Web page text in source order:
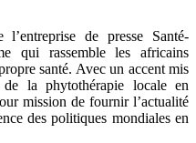
l’entreprise de presse Santé-
qui rassemble les africains
santé. Avec un accent mis
la phytothérapie locale en
mission de fournir l’actualité
des politiques mondiales en